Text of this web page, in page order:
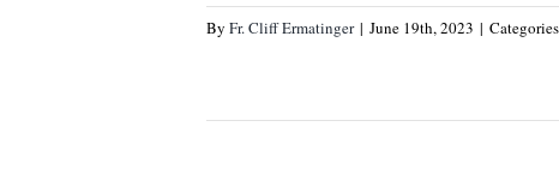
By Fr. Cliff Ermatinger | June 19th, 2023 |